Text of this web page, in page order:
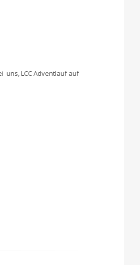
LCC Adventlauf auf